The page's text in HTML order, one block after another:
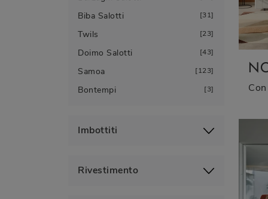
Biba Salotti 31
Twils 23
Doimo Salotti 43
Samoa 123
Bontempi 3
Imbottiti
Rivestimento